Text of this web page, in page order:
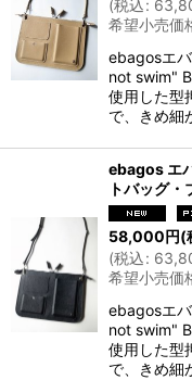
(税込:
希望小売価
ebagosエ
not swim"
使用した型
で、きめ細
ebagos エ
トバッグ・
58,000円(
(税込:
希望小売価
ebagosエ
not swim"
使用した型
で、きめ細